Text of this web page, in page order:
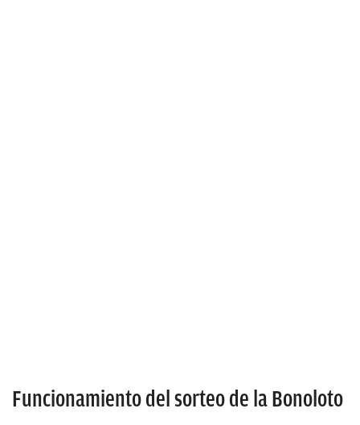
Funcionamiento del sorteo de la Bonoloto